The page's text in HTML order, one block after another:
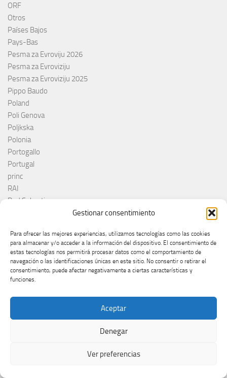
Gestionar consentimiento
Para ofrecer las mejores experiencias, utilizamos tecnologías como las cookies
para almacenar y/o acceder a la información del dispositivo. El consentimiento de
estas tecnologías nos permitirá procesar datos como el comportamiento de
navegación o las identificaciones únicas en este sitio. No consentir o retirar el
consentimiento, puede afectar negativamente a ciertas características y
funciones.
Aceptar
Denegar
Ver preferencias
ORF
Otros
Países Bajos
Pays-Bas
Pesma za Evroviju 2026
Pesma za Evroviziju
Pesma za Evroviziju 2025
Pippo Baudo
Poland
Poli Genova
Poljkska
Polonia
Portogallo
Portugal
princ
RAI
Red Sebastian
Romania
Rosa López
Roumanie
Royaume-Uni
RTVE
Rumanía